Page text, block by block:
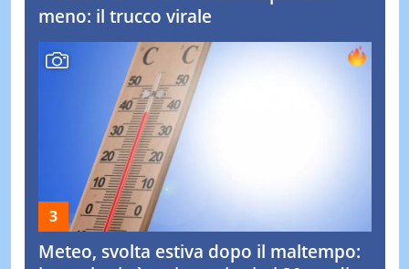
meno: il trucco virale
Meteo, svolta estiva dopo il maltempo: